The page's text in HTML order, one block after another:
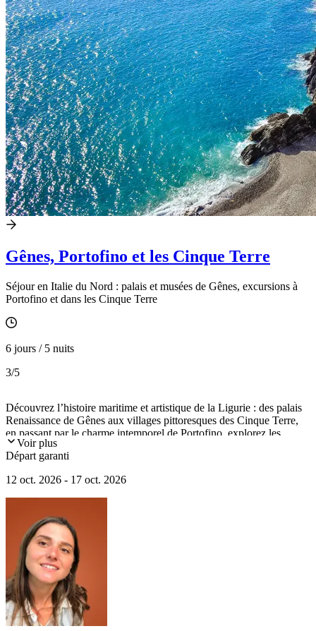
Gênes, Portofino et les Cinque Terre
Séjour en Italie du Nord : palais et musées de Gênes, excursions à
Portofino et dans les Cinque Terre
6 jours / 5 nuits
3/5
Découvrez l’histoire maritime et artistique de la Ligurie : des palais
Renaissance de Gênes aux villages pittoresques des Cinque Terre,
en passant par le charme intemporel de Portofino, explorez les
joyaux de la côte italienne lors d’un voyage mêlant culture,
patrimoine et paysages à couper le souffle.
Voir plus
Départ garanti
12 oct. 2026 - 17 oct. 2026